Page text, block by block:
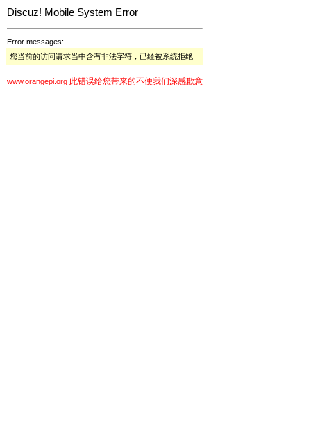
Discuz! Mobile System Error
Error messages:
您当前的访问请求当中含有非法字符，已经被系统拒绝
www.orangepi.org 此错误给您带来的不便我们深感歉意